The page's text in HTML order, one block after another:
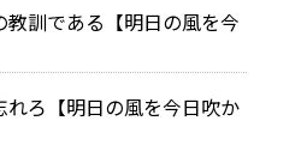
訓である【明日の風を今
ろ【明日の風を今日吹か